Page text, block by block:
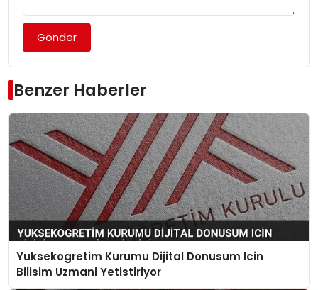
Gönder
Benzer Haberler
Yuksekogretim Kurumu Dijital Donusum Icin
Bilisim Uzmani Yetistiriyor